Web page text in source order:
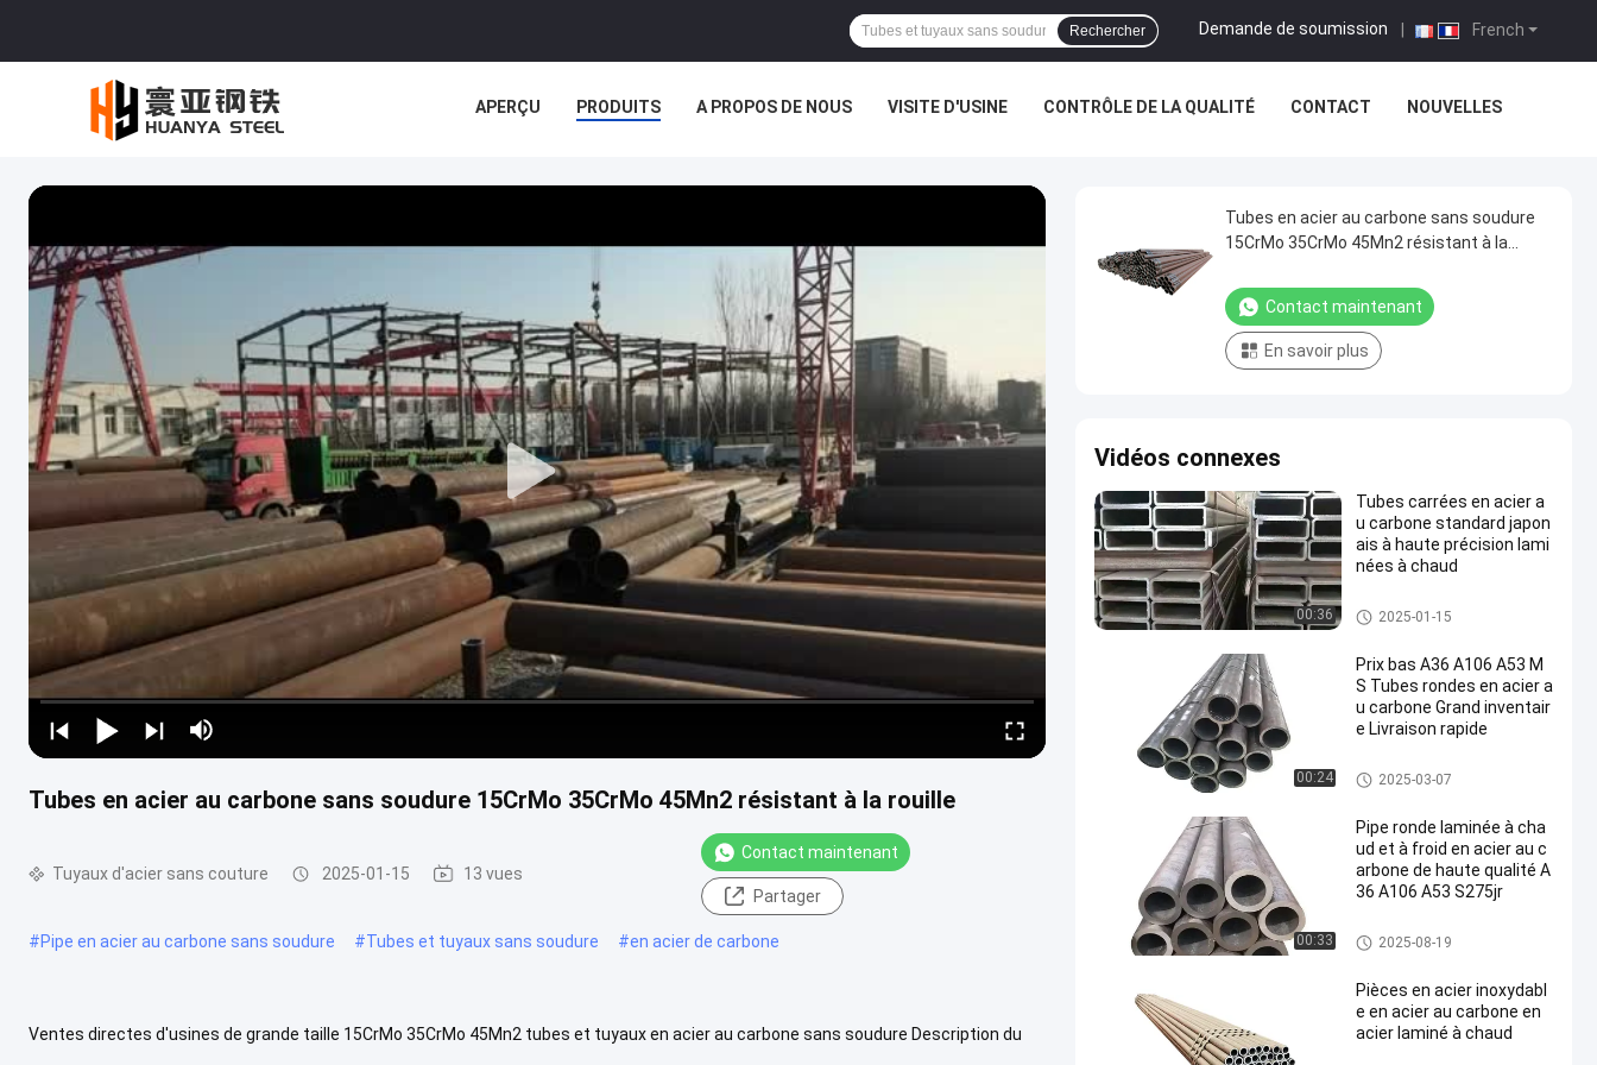
French
Demande de soumission
Rechercher
APERÇU PRODUITS A PROPOS DE NOUS VISITE D'USINE CONTRÔLE DE LA QUALITÉ CONTACT NOUVELLES
Tubes en acier au carbone sans soudure 15CrMo 35CrMo 45Mn2 résistant à la rouille
Tuyaux d'acier sans couture 2025-01-15 13 vues
Contact maintenant
Partager
#Pipe en acier au carbone sans soudure #Tubes et tuyaux sans soudure #en acier de carbone
Ventes directes d'usines de grande taille 15CrMo 35CrMo 45Mn2 tubes et tuyaux en acier au carbone sans soudure Description du
Tubes en acier au carbone sans soudure
15CrMo 35CrMo 45Mn2 résistant à la
Contact maintenant
En savoir plus
Vidéos connexes
00:36
Tubes carrées en acier a
u carbone standard japon
ais à haute précision lami
nées à chaud
Tuyaux d'acier sans couture
2025-01-15
00:24
Prix bas A36 A106 A53 M
S Tubes rondes en acier a
u carbone Grand inventair
e Livraison rapide
Tuyaux d'acier sans couture
2025-03-07
00:33
Pipe ronde laminée à cha
ud et à froid en acier au c
arbone de haute qualité A
36 A106 A53 S275jr
Tuyaux d'acier sans couture
2025-08-19
Pièces en acier inoxydabl
e en acier au carbone en
acier laminé à chaud